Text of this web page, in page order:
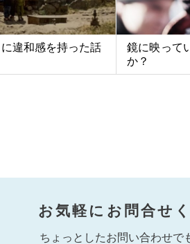
違和感を持った話
鏡に映って
か？
お気軽にお問合せ
ちょっとしたお問い合わせで